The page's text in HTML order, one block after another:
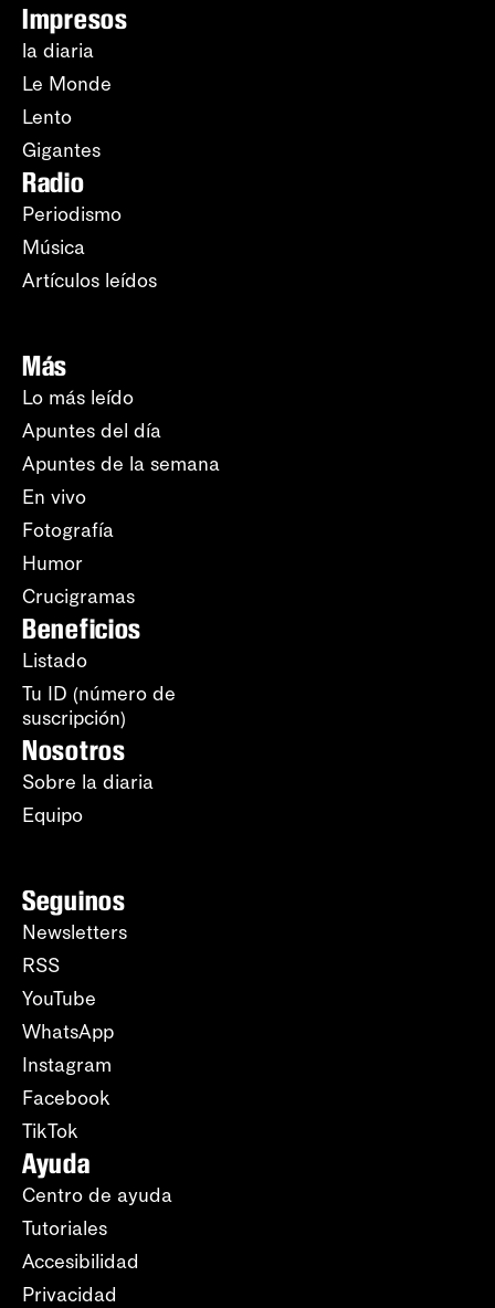
Impresos
la diaria
Le Monde
Lento
Gigantes
Radio
Periodismo
Música
Artículos leídos
Más
Lo más leído
Apuntes del día
Apuntes de la semana
En vivo
Fotografía
Humor
Crucigramas
Beneficios
Listado
Tu ID (número de
suscripción)
Nosotros
Sobre la diaria
Equipo
Seguinos
Newsletters
RSS
YouTube
WhatsApp
Instagram
Facebook
TikTok
Ayuda
Centro de ayuda
Tutoriales
Accesibilidad
Privacidad